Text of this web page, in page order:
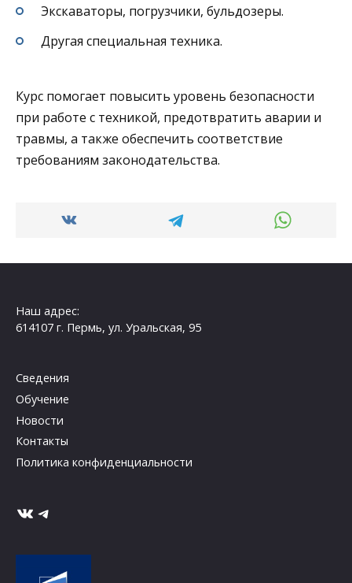
Экскаваторы, погрузчики, бульдозеры.
Другая специальная техника.
Курс помогает повысить уровень безопасности
при работе с техникой, предотвратить аварии и
травмы, а также обеспечить соответствие
требованиям законодательства.
Наш адрес:
614107 г. Пермь, ул. Уральская, 95
Сведения
Обучение
Новости
Контакты
Политика конфиденциальности
ВКонтакте
Telegram